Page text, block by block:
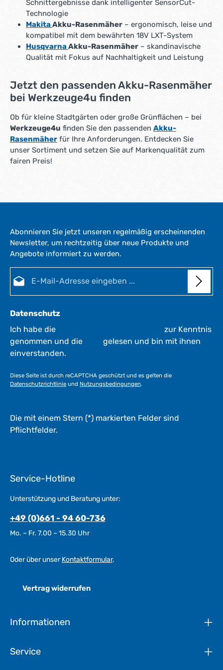
Verbindung mit dem Schnellladegerät GAL 12V/18V-80
stehen die Akkus schnell wieder zur Verfügung, sodass
Unterbrechungen auf ein Minimum reduziert werden. Die
ideale Kombination für Profis, Hausmeisterdienste, Garten-
und Landschaftsbauer sowie anspruchsvolle
Privatanwender. EAN Bundle-Komponenten:
4059952654812 – Bosch Professional GRA 18V2-46 Akku-
2x EXBA18V-40 + GAL 12V/18V-80
Schnittergebnisse dank intelligenter SensorCut-
Technologie
Makita Akku-Rasenmäher – ergonomisch, leise und
kompatibel mit dem bewährten 18V LXT-System
Husqvarna Akku-Rasenmäher – skandinavische
Qualität mit Fokus auf Nachhaltigkeit und Leistung
Jetzt den passenden Akku-Rasenmäher
bei Werkzeuge4u finden
Ob für kleine Stadtgärten oder große Grünflächen – bei
Werkzeuge4u finden Sie den passenden Akku-
Rasenmäher für Ihre Anforderungen. Entdecken Sie
unser Sortiment und setzen Sie auf Markenqualität zum
fairen Preis!
Abonnieren Sie jetzt unseren regelmäßig erscheinenden
Newsletter, um rechtzeitig über neue Produkte und
Angebote informiert zu werden.
Datenschutz
Ich habe die
zur Kenntnis
genommen und die
gelesen und bin mit ihnen
einverstanden.
Diese Seite ist durch reCAPTCHA geschützt und es gelten die
Datenschutzrichtlinie und Nutzungsbedingungen.
Die mit einem Stern (*) markierten Felder sind
Pflichtfelder.
Service-Hotline
Unterstützung und Beratung unter:
+49 (0)661 - 94 60-736
Mo. – Fr. 7.00 – 15.30 Uhr
Oder über unserKontaktformular.
Vertrag widerrufen
Informationen
Service